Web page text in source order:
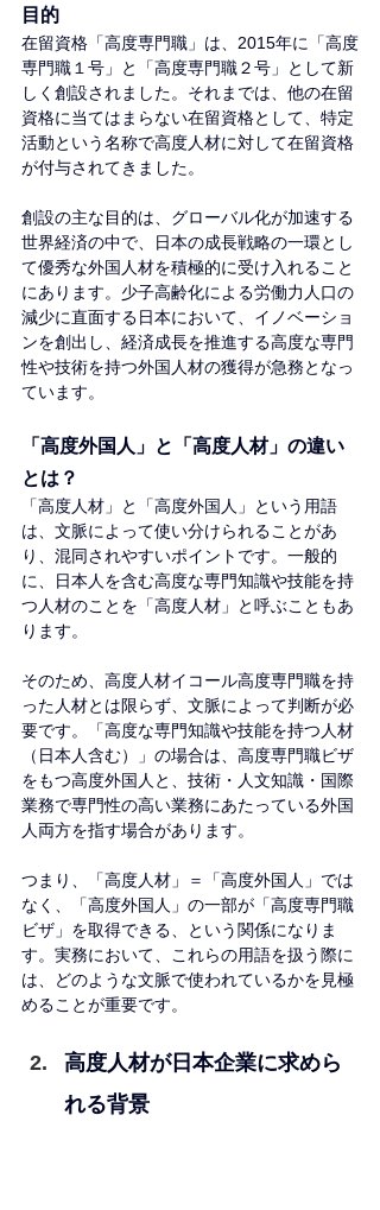
目的
在留資格「高度専門職」は、2015年に「高度
専門職１号」と「高度専門職２号」として新
しく創設されました。それまでは、他の在留
資格に当てはまらない在留資格として、特定
活動という名称で高度人材に対して在留資格
が付与されてきました。
創設の主な目的は、グローバル化が加速する
世界経済の中で、日本の成長戦略の一環とし
て優秀な外国人材を積極的に受け入れること
にあります。少子高齢化による労働力人口の
減少に直面する日本において、イノベーショ
ンを創出し、経済成長を推進する高度な専門
性や技術を持つ外国人材の獲得が急務となっ
ています。
「高度外国人」と「高度人材」の違い
とは？
「高度人材」と「高度外国人」という用語
は、文脈によって使い分けられることがあ
り、混同されやすいポイントです。一般的
に、日本人を含む高度な専門知識や技能を持
つ人材のことを「高度人材」と呼ぶこともあ
ります。
そのため、高度人材イコール高度専門職を持
った人材とは限らず、文脈によって判断が必
要です。「高度な専門知識や技能を持つ人材
（日本人含む）」の場合は、高度専門職ビザ
をもつ高度外国人と、技術・人文知識・国際
業務で専門性の高い業務にあたっている外国
人両方を指す場合があります。
つまり、「高度人材」＝「高度外国人」では
なく、「高度外国人」の一部が「高度専門職
ビザ」を取得できる、という関係になりま
す。実務において、これらの用語を扱う際に
は、どのような文脈で使われているかを見極
めることが重要です。
高度人材が日本企業に求めら
れる背景